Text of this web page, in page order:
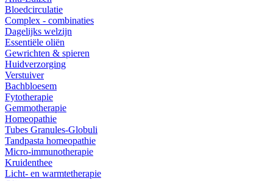
Bloedcirculatie
Complex - combinaties
Dagelijks welzijn
Essentiële oliën
Gewrichten & spieren
Huidverzorging
Verstuiver
Bachbloesem
Fytotherapie
Gemmotherapie
Homeopathie
Tubes Granules-Globuli
Tandpasta homeopathie
Micro-immunotherapie
Kruidenthee
Licht- en warmtetherapie